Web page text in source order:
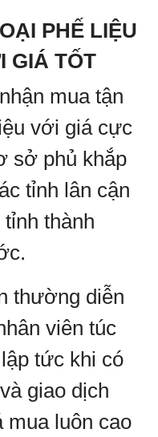
PHẾ LIỆU
GIÁ TỐT
mua tận
với giá cực
sở phủ khắp
tỉnh lân cận
thành
thường diễn
viên túc
tức khi có
giao dịch
mua luôn cao